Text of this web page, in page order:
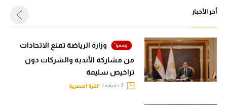
أخر الأخبار
وزارة الرياضة تمنع الاتحادات
من مشاركة الأندية والشركات دون
تراخيص سليمة
الكرة المصرية